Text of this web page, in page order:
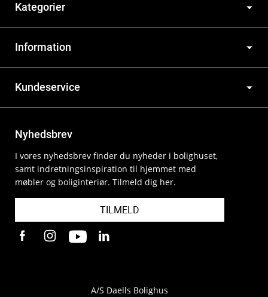
Kategorier
Information
Kundeservice
Nyhedsbrev
I vores nyhedsbrev finder du nyheder i bolighuset,
samt indretningsinspiration til hjemmet med
møbler og boliginteriør. Tilmeld dig her.
TILMELD
A/S Daells Bolighus